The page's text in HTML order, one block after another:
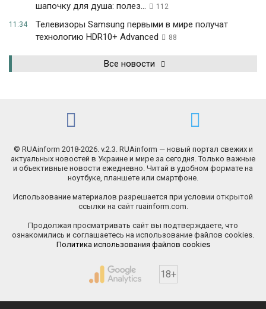
шапочку для душа: полез...
112
11:34
Телевизоры Samsung первыми в мире получат
технологию HDR10+ Advanced
88
Все новости
© RUAinform 2018-2026. v.2.3. RUAinform — новый портал свежих и
актуальных новостей в Украине и мире за сегодня. Только важные
и объективные новости ежедневно. Читай в удобном формате на
ноутбуке, планшете или смартфоне.
Использование материалов разрешается при условии открытой
ссылки на сайт ruainform.com.
Продолжая просматривать сайт вы подтверждаете, что
ознакомились и соглашаетесь на использование файлов cookies.
Политика использования файлов cookies
18+